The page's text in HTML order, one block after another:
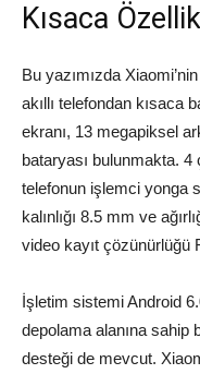
Kısaca
Bu yazımızda
akıllı telefondan kısaca
ekranı, 13 megapiksel
bataryası bulunmakta. 4
telefonun işlemci yonga
kalınlığı 8.5 mm ve
video kayıt çözünürlüğü
İşletim sistemi Android
depolama alanına sahip
desteği de mevcut.